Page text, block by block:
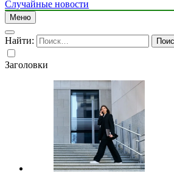
Случайные новости
Меню
Найти:
Заголовки